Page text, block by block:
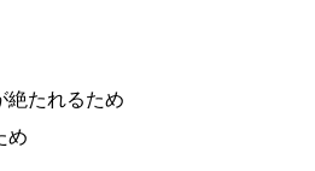
絶たれるため
め